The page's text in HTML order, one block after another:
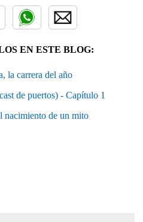
EN ESTE BLOG:
la carrera del año
de puertos) - Capítulo 1
nacimiento de un mito